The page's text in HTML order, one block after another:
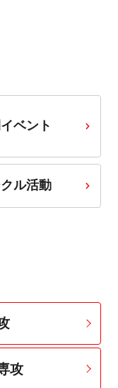
ベント
ル活動
攻